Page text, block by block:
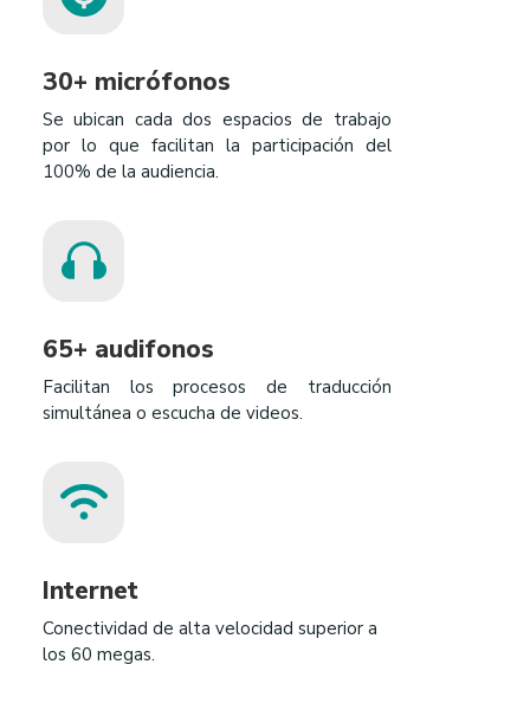
30+ micrófonos
Se ubican cada dos espacios de trabajo
por lo que facilitan la participación del
100% de la audiencia.
65+ audifonos
Facilitan los procesos de traducción
simultánea o escucha de videos.
Internet
Conectividad de alta velocidad superior a
los 60 megas.